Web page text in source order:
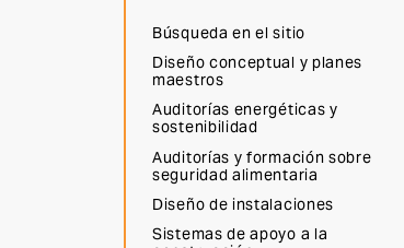
Búsqueda en el sitio
Diseño conceptual y planes
maestros
Auditorías energéticas y
sostenibilidad
Auditorías y formación sobre
seguridad alimentaria
Diseño de instalaciones
Sistemas de apoyo a la